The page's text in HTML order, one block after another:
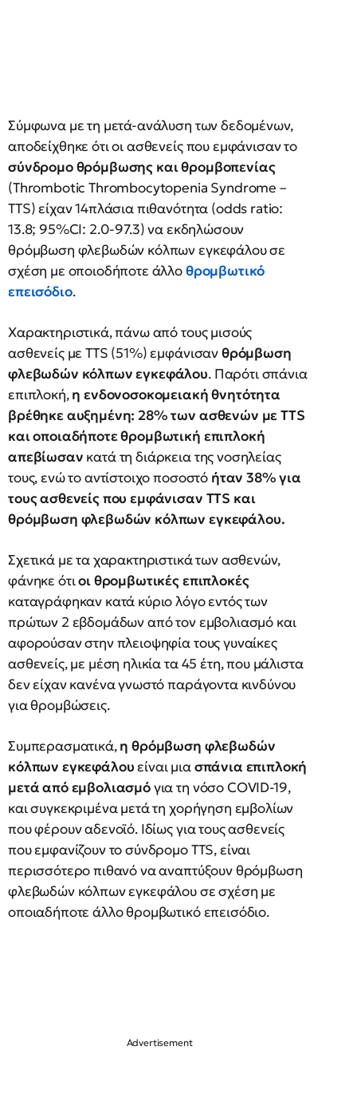
Σύμφωνα με τη μετά-ανάλυση των δεδομένων,
αποδείχθηκε ότι οι ασθενείς που εμφάνισαν το
σύνδρομο θρόμβωσης και θρομβοπενίας
(Thrombotic Thrombocytopenia Syndrome –
TTS) είχαν 14πλάσια πιθανότητα (odds ratio:
13.8; 95%CI: 2.0-97.3) να εκδηλώσουν
θρόμβωση φλεβωδών κόλπων εγκεφάλου σε
σχέση με οποιοδήποτε άλλοθρομβωτικό
επεισόδιο.
Χαρακτηριστικά, πάνω από τους μισούς
ασθενείς με TTS (51%) εμφάνισανθρόμβωση
φλεβωδών κόλπων εγκεφάλου. Παρότι σπάνια
επιπλοκή,η ενδονοσοκομειακή θνητότητα
βρέθηκε αυξημένη: 28% των ασθενών με TTS
και οποιαδήποτε θρομβωτική επιπλοκή
απεβίωσαν κατά τη διάρκεια της νοσηλείας
τους, ενώ το αντίστοιχο ποσοστό ήταν 38% για
τους ασθενείς που εμφάνισαν TTS και
θρόμβωση φλεβωδών κόλπων εγκεφάλου.
Σχετικά με τα χαρακτηριστικά των ασθενών,
φάνηκε ότιοι θρομβωτικές επιπλοκές
καταγράφηκαν κατά κύριο λόγο εντός των
πρώτων 2 εβδομάδων από τον εμβολιασμό και
αφορούσαν στην πλειοψηφία τους γυναίκες
ασθενείς, με μέση ηλικία τα 45 έτη, που μάλιστα
δεν είχαν κανένα γνωστό παράγοντα κινδύνου
για θρομβώσεις.
Συμπερασματικά,η θρόμβωση φλεβωδών
κόλπων εγκεφάλουείναι μιασπάνια επιπλοκή
μετά από εμβολιασμόγια τη νόσο COVID-19,
και συγκεκριμένα μετά τη χορήγηση εμβολίων
που φέρουν αδενοϊό. Ιδίως για τους ασθενείς
που εμφανίζουν το σύνδρομο TTS, είναι
περισσότερο πιθανό να αναπτύξουν θρόμβωση
φλεβωδών κόλπων εγκεφάλου σε σχέση με
οποιαδήποτε άλλο θρομβωτικό επεισόδιο.